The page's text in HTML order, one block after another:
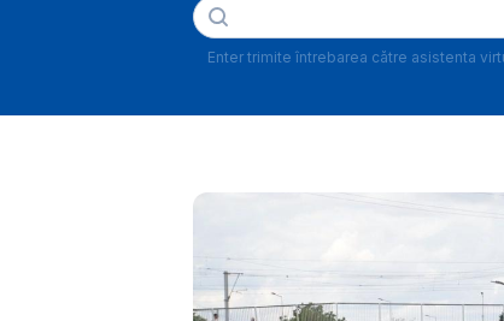
Enter trimite întrebarea către asistenta